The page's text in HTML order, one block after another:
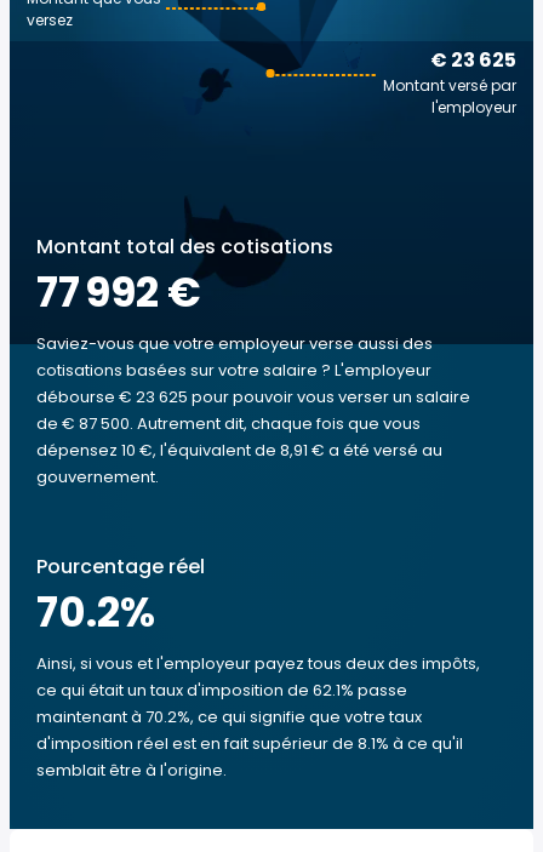
€ 23 625
Montant versé par
l'employeur
versez
Montant total des cotisations
77 992 €
Saviez-vous que votre employeur verse aussi des
cotisations basées sur votre salaire ? L'employeur
débourse € 23 625 pour pouvoir vous verser un salaire
de € 87 500. Autrement dit, chaque fois que vous
dépensez 10 €, l'équivalent de 8,91 € a été versé au
gouvernement.
Pourcentage réel
70.2%
Ainsi, si vous et l'employeur payez tous deux des impôts,
ce qui était un taux d'imposition de 62.1% passe
maintenant à 70.2%, ce qui signifie que votre taux
d'imposition réel est en fait supérieur de 8.1% à ce qu'il
semblait être à l'origine.